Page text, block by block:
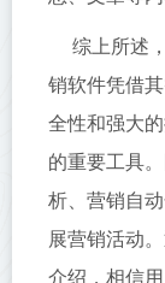
综上所述，
销软件凭借
全性和强大
的重要工具
析、营销自
展营销活动
介绍，相信